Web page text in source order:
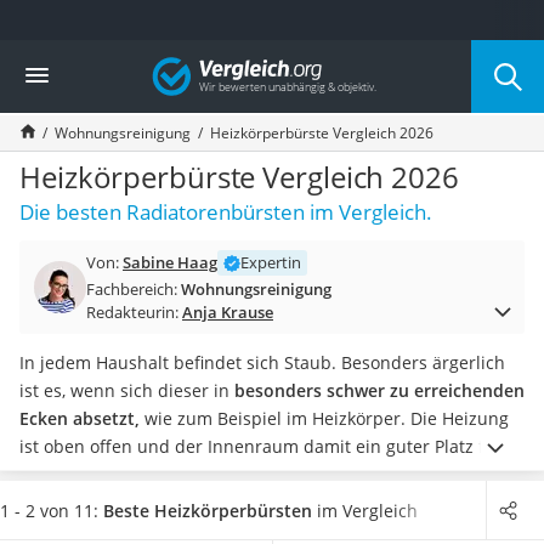
Die beliebtesten Vergleiche nach Kategorie
Haushalt
Wassersprudler
Zentralstaubsauger
Brotbackautomat
Wischroboter
Wäschespinne
Spülmaschinentabs
Akku-Staubsauger
AEG-Waschmaschine
Saug-Wisch-Roboter
Handstaubsauger
Milchaufschäumer
Kondenstrockner
Reiskocher
Vergleich
Wohnungsreinigung Heizkörperbürste Vergleich 2026
Heizkörperbürste Vergleich 2026
Die besten Radiatorenbürsten im Vergleich.
Von:Sabine Haag
Expertin
Fachbereich:Wohnungsreinigung
Redakteurin:Anja Krause
In jedem Haushalt befindet sich Staub. Besonders ärgerlich
ist es, wenn sich dieser in besonders schwer zu erreichenden
Ecken absetzt, wie zum Beispiel im Heizkörper. Die Heizung
ist oben offen und der Innenraum damit ein guter Platz für
die unliebsamen Wollmäuse.Machen Sie jetzt den Putz-Test
und reinigen Ihre Heizkörper mit einer Heizkörperbürste aus
1 - 2 von 11: Beste Heizkörperbürsten im Vergleich